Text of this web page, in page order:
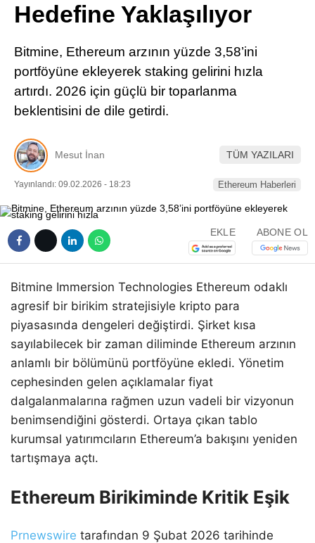
Pinterest
LinkedIn
Hedefine Yaklaşılıyor
Bitmine, Ethereum arzının yüzde 3,58’ini
portföyüne ekleyerek staking gelirini hızla
artırdı. 2026 için güçlü bir toparlanma
beklentisini de dile getirdi.
Mesut İnan TÜM YAZILARI
Yayınlandı: 09.02.2026 - 18:23 Ethereum Haberleri
EKLE ABONE OL
Bitmine Immersion Technologies Ethereum odaklı
agresif bir birikim stratejisiyle kripto para
piyasasında dengeleri değiştirdi. Şirket kısa
sayılabilecek bir zaman diliminde Ethereum arzının
anlamlı bir bölümünü portföyüne ekledi. Yönetim
cephesinden gelen açıklamalar fiyat
dalgalanmalarına rağmen uzun vadeli bir vizyonun
benimsendiğini gösterdi. Ortaya çıkan tablo
kurumsal yatırımcıların Ethereum’a bakışını yeniden
tartışmaya açtı.
Ethereum Birikiminde Kritik Eşik
Prnewswire tarafından 9 Şubat 2026 tarihinde